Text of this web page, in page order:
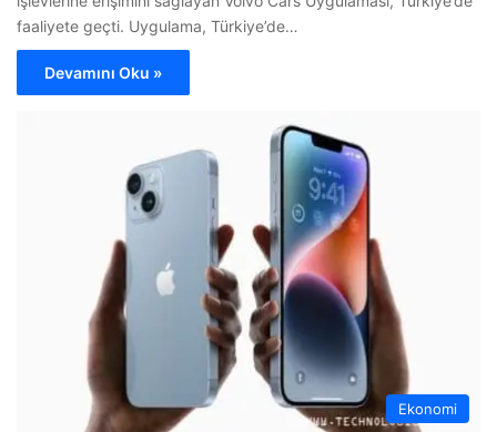
faaliyete geçti. Uygulama, Türkiye’de…
Devamını Oku »
Ekonomi